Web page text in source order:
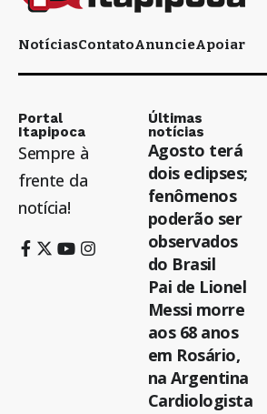
NotíciasContatoAnuncieApoiar
Portal
Itapipoca
Sempre à
frente da
notícia!
Últimas
notícias
Agosto terá
dois eclipses;
fenômenos
poderão ser
observados
do Brasil
Pai de Lionel
Messi morre
aos 68 anos
em Rosário,
na Argentina
Cardiologista